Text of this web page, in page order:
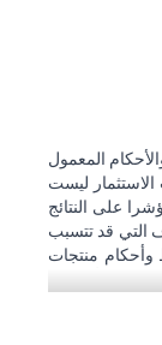
المعمول
ليست
على النتائج
التي قد تتسبب
وأحكام منتجات